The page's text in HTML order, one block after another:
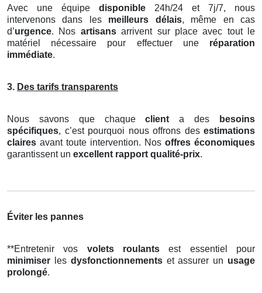
Avec une équipe disponible 24h/24 et 7j/7, nous
intervenons dans les meilleurs délais, même en cas
d’urgence. Nos artisansarrivent sur place avec tout le
matériel nécessaire pour effectuer une réparation
immédiate.
3. Des tarifs transparents
Nous savons que chaqueclient a des
besoins
spécifiques, c’est pourquoi nous offrons des estimations
claires avant toute intervention. Nos offres économiques
garantissent un excellent rapport qualité-prix.
Éviter les pannes
**Entretenir vos volets roulants est essentiel pour
minimiser les dysfonctionnementset assurer un usage
prolongé.